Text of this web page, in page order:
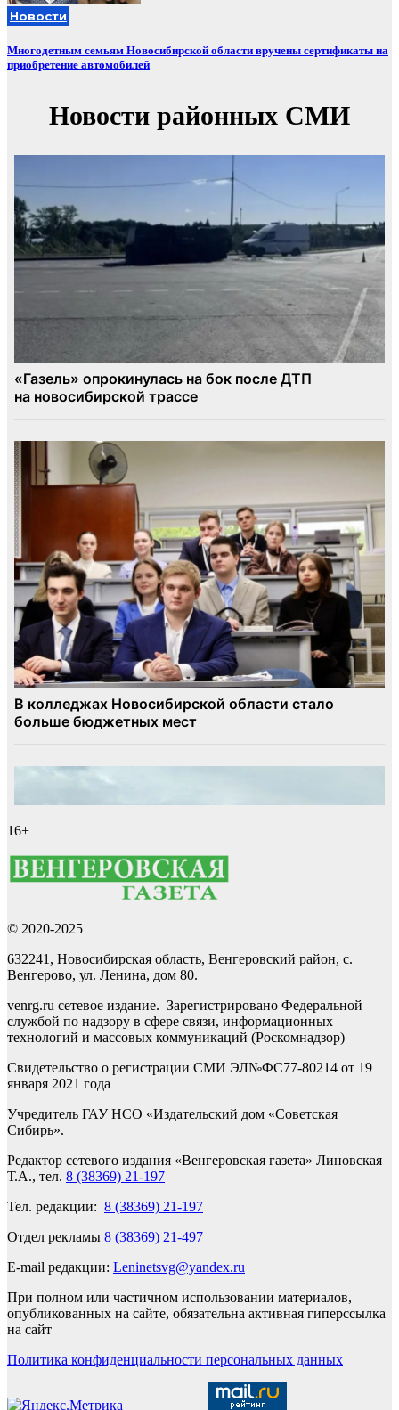
Новости
Многодетным семьям Новосибирской области вручены сертификаты на
приобретение автомобилей
16+
© 2020-2025
632241, Новосибирская область, Венгеровский район, с.
Венгерово, ул. Ленина, дом 80.
venrg.ru сетевое издание. Зарегистрировано Федеральной
службой по надзору в сфере связи, информационных
технологий и массовых коммуникаций (Роскомнадзор)
Свидетельство о регистрации СМИ ЭЛ№ФС77-80214 от 19
января 2021 года
Учредитель ГАУ НСО «Издательский дом «Советская
Сибирь».
Редактор сетевого издания «Венгеровская газета» Линовская
Т.А., тел. 8 (38369) 21-197
Тел. редакции: 8 (38369) 21-197
Отдел рекламы 8 (38369) 21-497
E-mail редакции: Leninetsvg@yandex.ru
При полном или частичном использовании материалов,
опубликованных на сайте, обязательна активная гиперссылка
на сайт
Политика конфиденциальности персональных данных